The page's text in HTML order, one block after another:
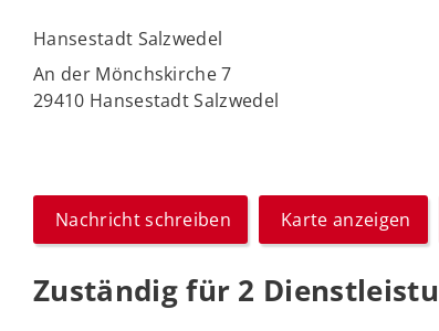
Hansestadt Salzwedel
An der Mönchskirche 7
29410 Hansestadt Salzwedel
Nachricht schreiben Karte anzeigen
Zuständig für 2